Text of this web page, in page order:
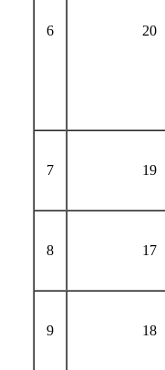
6 20
7 19
8 17
9 18